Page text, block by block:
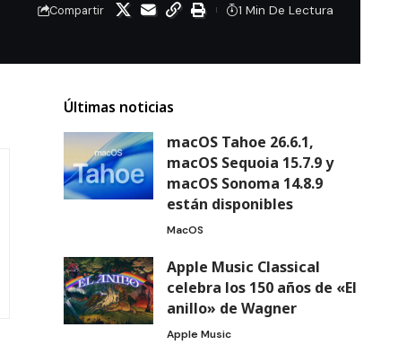
Compartir 1 Min De Lectura
Últimas noticias
macOS Tahoe 26.6.1,
macOS Sequoia 15.7.9 y
macOS Sonoma 14.8.9
están disponibles
MacOS
Apple Music Classical
celebra los 150 años de «El
anillo» de Wagner
Apple Music